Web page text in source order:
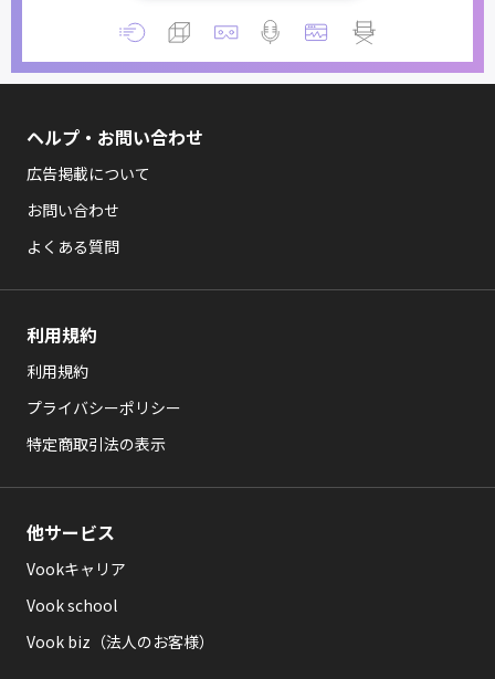
ヘルプ・お問い合わせ
広告掲載について
お問い合わせ
よくある質問
利用規約
利用規約
プライバシーポリシー
特定商取引法の表示
他サービス
Vookキャリア
Vook school
Vook biz（法人のお客様）